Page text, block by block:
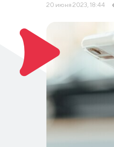
20 июня 2023, 18:44